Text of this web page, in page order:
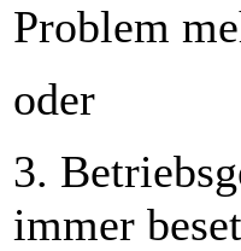
Problem
oder
3.
immer